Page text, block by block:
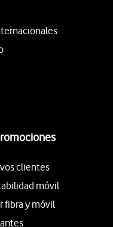
clientes
móvil
fibra y móvil